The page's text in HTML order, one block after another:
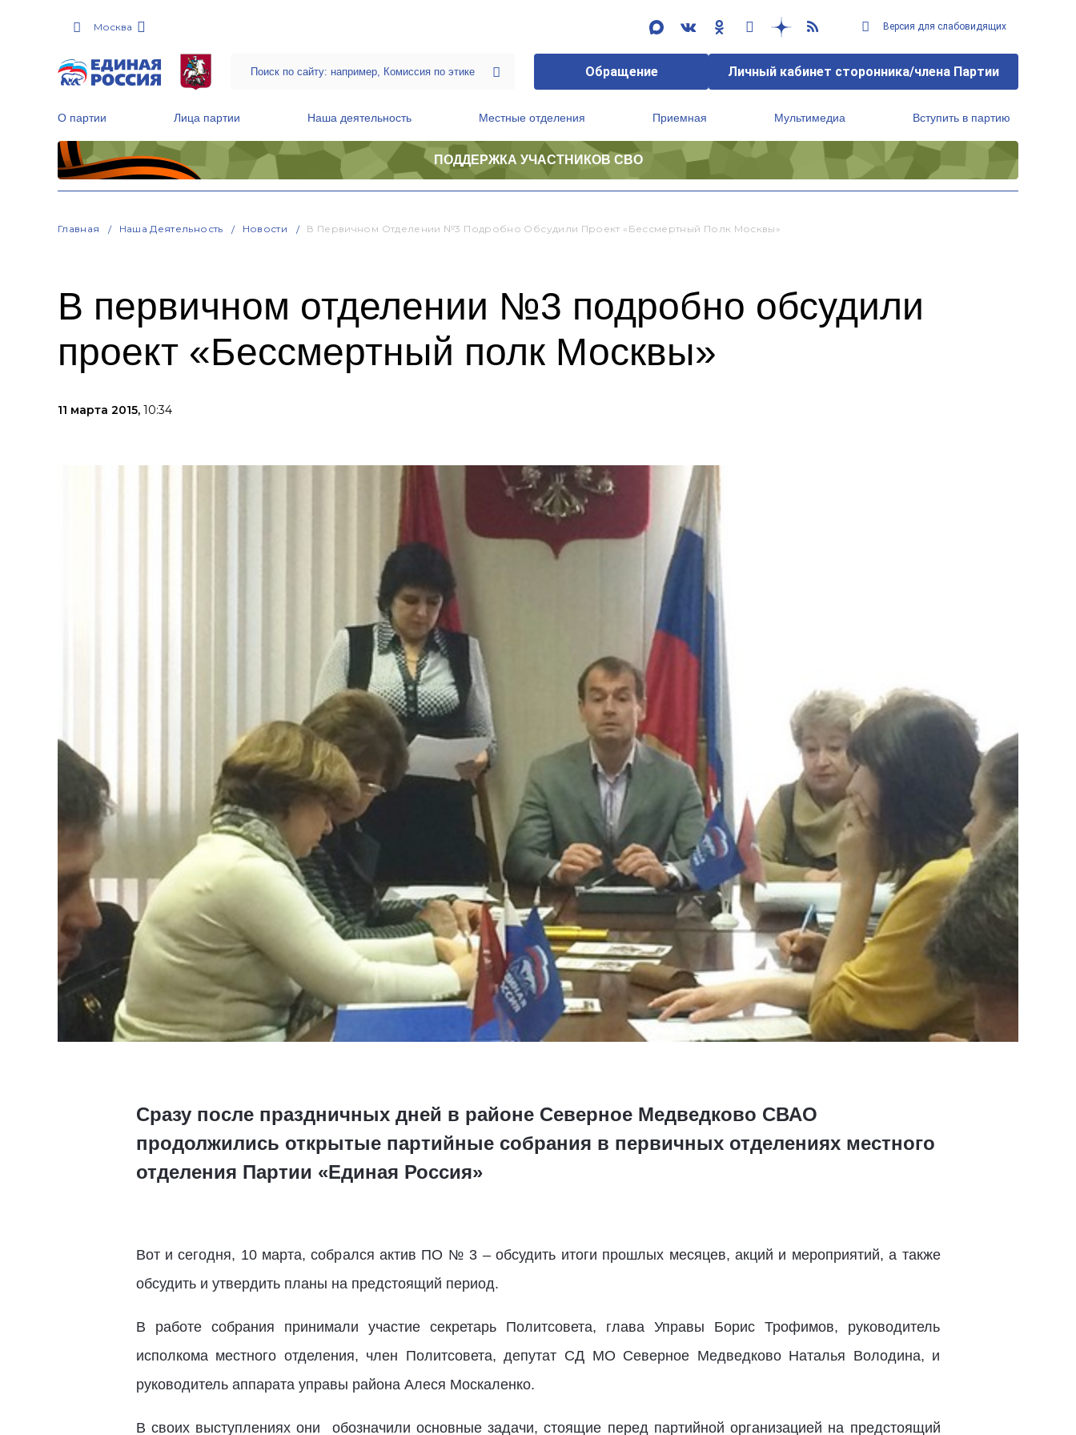
Москва Версия для слабовидящих
Обращение Личный кабинет сторонника/члена Партии
О партии Лица партии Наша деятельность Местные отделения Приемная Мультимедиа Вступить в партию
ПОДДЕРЖКА УЧАСТНИКОВ СВО
Главная Наша Деятельность Новости В Первичном Отделении №3 Подробно Обсудили Проект «Бессмертный Полк Москвы»
В первичном отделении №3 подробно обсудили
проект «Бессмертный полк Москвы»
11 марта 2015, 10:34
Сразу после праздничных дней в районе Северное Медведково СВАО
продолжились открытые партийные собрания в первичных отделениях местного
отделения Партии «Единая Россия»
Вот и сегодня, 10 марта, собрался актив ПО № 3 – обсудить итоги прошлых месяцев, акций и мероприятий, а также
обсудить и утвердить планы на предстоящий период.
В работе собрания принимали участие секретарь Политсовета, глава Управы Борис Трофимов, руководитель
исполкома местного отделения, член Политсовета, депутат СД МО Северное Медведково Наталья Володина, и
руководитель аппарата управы района Алеся Москаленко.
В своих выступлениях они обозначили основные задачи, стоящие перед партийной организацией на предстоящий